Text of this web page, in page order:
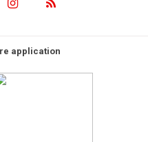
application